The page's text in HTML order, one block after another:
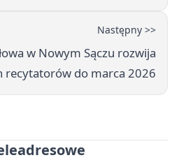
Następny >>
w Nowym Sączu rozwija
recytatorów do marca 2026